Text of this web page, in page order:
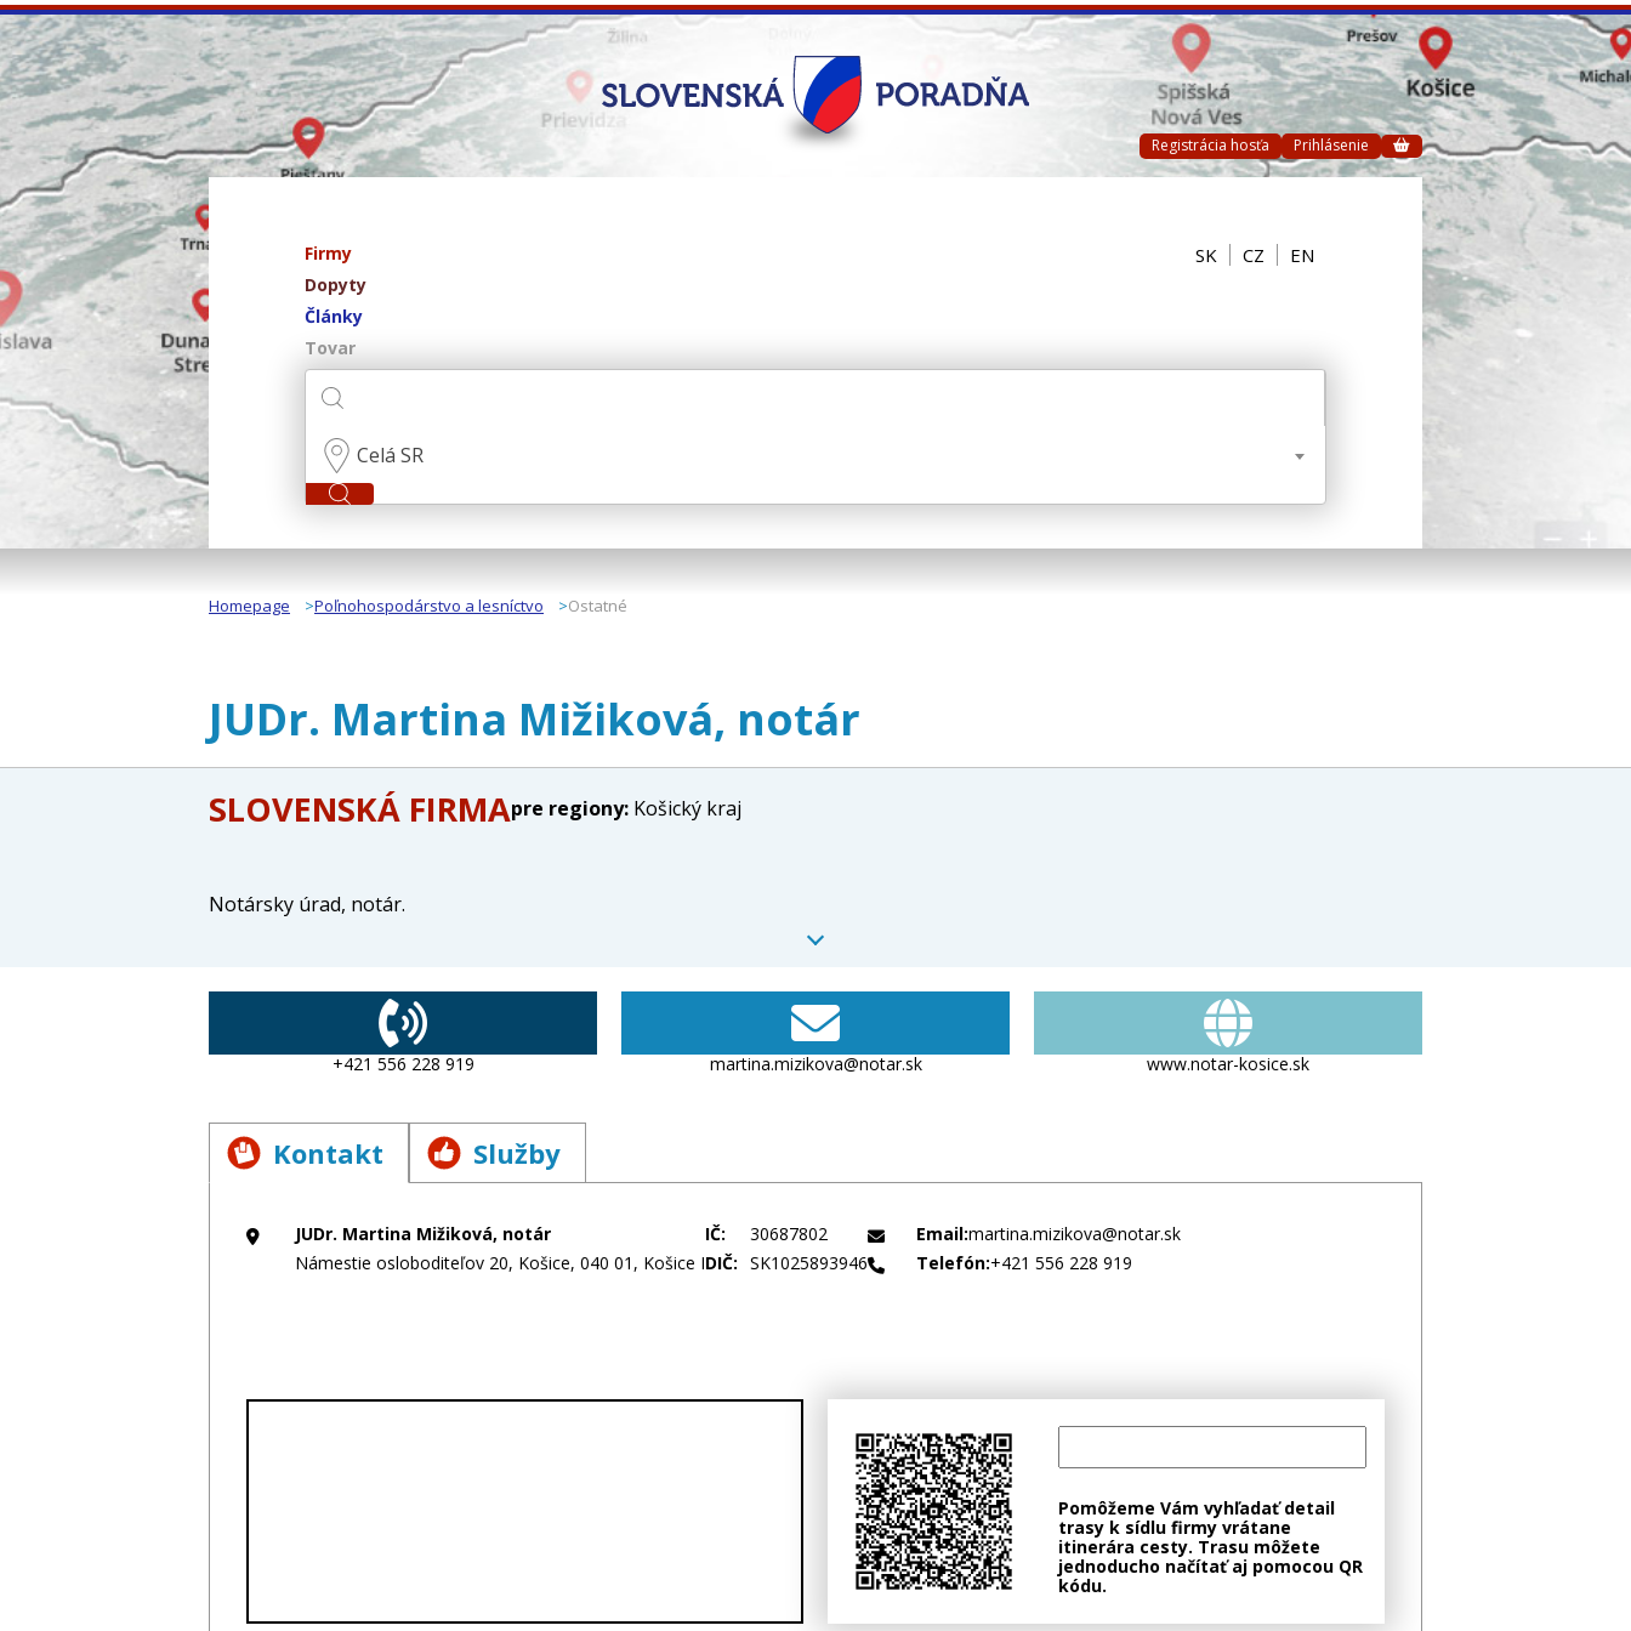
Registrácia hosťa Prihlásenie
Firmy
Dopyty
Články
Tovar
SK CZ EN
Celá SR
Homepage Poľnohospodárstvo a lesníctvo Ostatné
JUDr. Martina Mižiková, notár
SLOVENSKÁ FIRMApre regiony: Košický kraj
Notársky úrad, notár.
+421 556 228 919 martina.mizikova@notar.sk www.notar-kosice.sk
Kontakt Služby
JUDr. Martina Mižiková, notár
Námestie osloboditeľov 20, Košice, 040 01, Košice I
IČ:
30687802
DIČ: SK1025893946
Email:martina.mizikova@notar.sk
Telefón:+421 556 228 919
Pomôžeme Vám vyhľadať detail
trasy k sídlu firmy vrátane
itinerára cesty. Trasu môžete
jednoducho načítať aj pomocou QR
kódu.